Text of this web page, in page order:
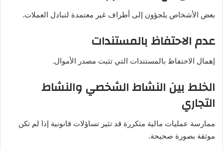
بعض الأشخاص يلجؤون إلى أطراف غير معتمدة لتبادل العملات.
عدم الاحتفاظ بالمستندات
إهمال الاحتفاظ بالمستندات التي تثبت مصدر الأموال.
الخلط بين النشاط الشخصي والنشاط
التجاري
ممارسة عمليات مالية متكررة قد تثير تساؤلات قانونية إذا لم تكن
موثقة بصورة صحيحة.